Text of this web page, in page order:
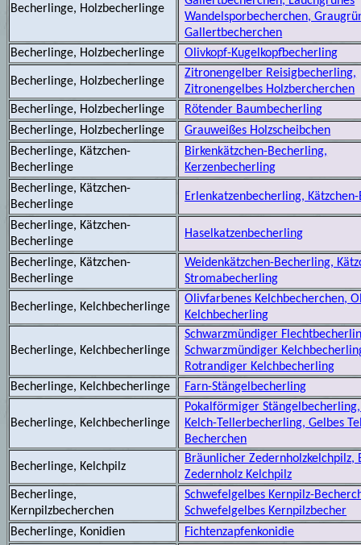
Becherlinge, Holzbecherlinge
Wandelsporbecherchen,
Gallertbecherchen
Becherlinge, Holzbecherlinge
Olivkopf-Kugelkopfbecherling
Becherlinge, Holzbecherlinge
Zitronengelber Reisigbecherling,
Zitronengelbes Holzbercherchen
Becherlinge, Holzbecherlinge
Rötender Baumbecherling
Becherlinge, Holzbecherlinge
Grauweißes Holzscheibchen
Becherlinge, Kätzchen-
Becherlinge
Birkenkätzchen-Becherling,
Kerzenbecherling
Becherlinge, Kätzchen-
Becherlinge
Erlenkatzenbecherling,
Becherlinge, Kätzchen-
Becherlinge
Haselkatzenbecherling
Becherlinge, Kätzchen-
Becherlinge
Weidenkätzchen-Becherling,
Stromabecherling
Becherlinge, Kelchbecherlinge
Olivfarbenes Kelchbecherchen,
Kelchbecherling
Becherlinge, Kelchbecherlinge
Schwarzmündiger
Schwarzmündiger
Rotrandiger Kelchbecherling
Becherlinge, Kelchbecherlinge
Farn-Stängelbecherling
Becherlinge, Kelchbecherlinge
Pokalförmiger
Kelch-Tellerbecherling, Gelbes
Becherchen
Becherlinge, Kelchpilz
Bräunlicher Zedernholzkelchpilz,
Zedernholz Kelchpilz
Becherlinge,
Kernpilzbecherchen
Schwefelgelbes Kernpilz-
Schwefelgelbes Kernpilzbecher
Becherlinge, Konidien
Fichtenzapfenkonidie